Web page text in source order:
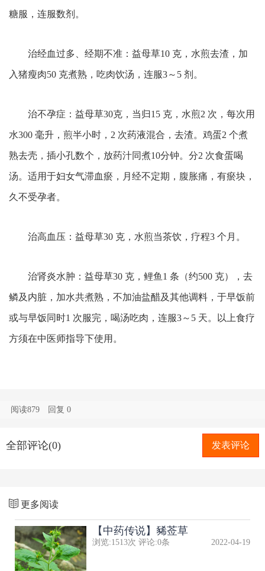
糖服，连服数剂。
治经血过多、经期不准：益母草10 克，水煎去渣，加
入猪瘦肉50 克煮熟，吃肉饮汤，连服3～5 剂。
治不孕症：益母草30克，当归15 克，水煎2 次，每次用
水300 毫升，煎半小时，2 次药液混合，去渣。鸡蛋2 个煮
熟去壳，插小孔数个，放药汁同煮10分钟。分2 次食蛋喝
汤。适用于妇女气滞血瘀，月经不定期，腹胀痛，有瘀块，
久不受孕者。
治高血压：益母草30 克，水煎当茶饮，疗程3 个月。
治肾炎水肿：益母草30 克，鲤鱼1 条（约500 克），去
鳞及内脏，加水共煮熟，不加油盐醋及其他调料，于早饭前
或与早饭同时1 次服完，喝汤吃肉，连服3～5 天。以上食疗
方须在中医师指导下使用。
阅读879 回复0
全部评论(0) 发表评论
更多阅读
【中药传说】豨莶草
浏览:1513次 评论:0条 2022-04-19